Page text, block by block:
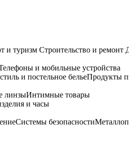
и туризм Строительство и ремонт
и мобильные устройства
и постельное бельеПродукты
линзыИнтимные товары
и часы
Системы безопасности